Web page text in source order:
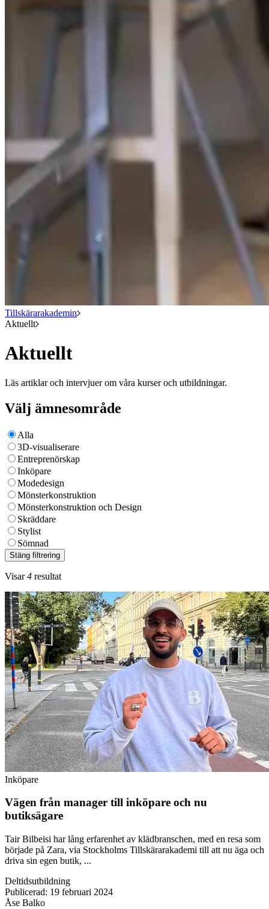
Tillskärarakademin
Aktuellt
Aktuellt
Läs artiklar och intervjuer om våra kurser och utbildningar.
Välj ämnesområde
Alla
3D-visualiserare
Entreprenörskap
Inköpare
Modedesign
Mönsterkonstruktion
Mönsterkonstruktion och Design
Skräddare
Stylist
Sömnad
Stäng filtrering
Visar4 resultat
Inköpare
Vägen från manager till inköpare och nu
butiksägare
Tair Bilbeisi har lång erfarenhet av klädbranschen, med en resa som
började på Zara, via Stockholms Tillskärarakademi till att nu äga och
driva sin egen butik, ...
Deltidsutbildning
Publicerad: 19 februari 2024
Åse Balko